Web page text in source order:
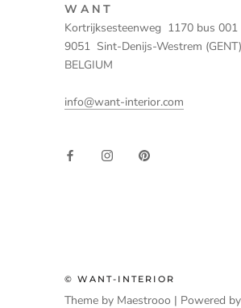
W A N T
Kortrijksesteenweg 1170 bus 001
9051 Sint-Denijs-Westrem (GENT)
BELGIUM
info@want-interior.com
© WANT-INTERIOR
Theme by Maestrooo | Powered